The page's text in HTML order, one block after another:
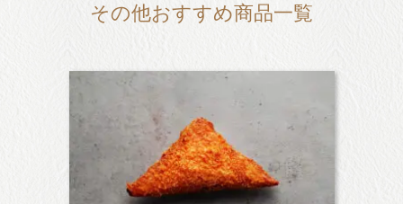
その他おすすめ商品一覧